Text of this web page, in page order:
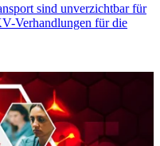
sind unverzichtbar für
Verhandlungen für die